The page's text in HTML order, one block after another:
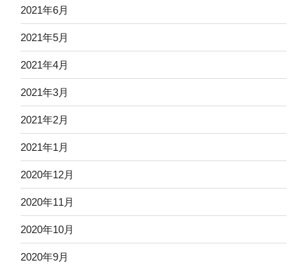
2021年6月
2021年5月
2021年4月
2021年3月
2021年2月
2021年1月
2020年12月
2020年11月
2020年10月
2020年9月